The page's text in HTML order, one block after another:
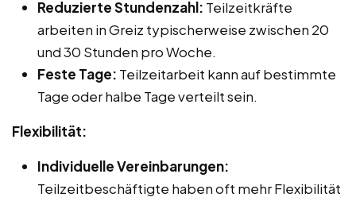
Reduzierte Stundenzahl: Teilzeitkräfte
arbeiten in Greiz typischerweise zwischen 20
und 30 Stunden pro Woche.
Feste Tage: Teilzeitarbeit kann auf bestimmte
Tage oder halbe Tage verteilt sein.
Flexibilität:
Individuelle Vereinbarungen:
Teilzeitbeschäftigte haben oft mehr Flexibilität